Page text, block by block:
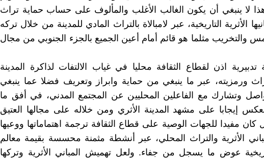
لا ينبغي أن يكون الغالب الأغلب والمألوف على حساب حماية تراث
الأثرية التاريخية، عبر لامبالاة بالتراث المادي للمدينة من خلال تركه
والتخريب مثلما هو قائم أمام أعين الجميع بالجزء الجنوبي من مجال
تدبيرية اذن لقطاع الثقافة محليا في غياب الالتفات لذاكرة المدينة
ورمزيته، عبر ما ينبغي من حماية وابراز وتعريف فضلا عما ينبغي
وتشارك مع الفاعلين المحليين عن المجتمع المدني، في أفق ما
إيجابا على مشهد المدينة الأثري ومن خلاله على مجالها العتيق
كان مفيدا للجهات الوصية على قطاع الثقافة ترجمة اهتماماتها ووعيها
الأثرية والتراث المحلي، عبر أنشطة مثمنة محسسة بقيمة معالم
عوض ما يسجل من جفاء. ولعل تهميش المباني الأثرية وتركها